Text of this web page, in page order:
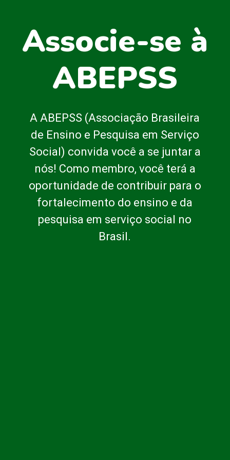
Associe-se à
ABEPSS
A ABEPSS (Associação Brasileira
de Ensino e Pesquisa em Serviço
Social) convida você a se juntar a
nós! Como membro, você terá a
oportunidade de contribuir para o
fortalecimento do ensino e da
pesquisa em serviço social no
Brasil.